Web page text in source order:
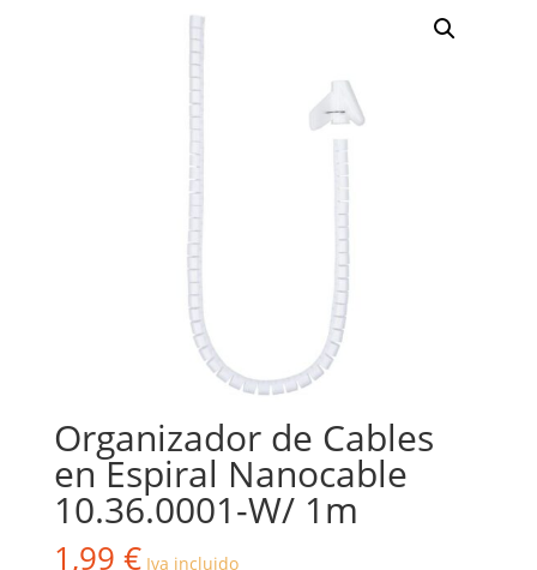
Organizador de Cables
en Espiral Nanocable
10.36.0001-W/ 1m
1,99 € Iva incluido